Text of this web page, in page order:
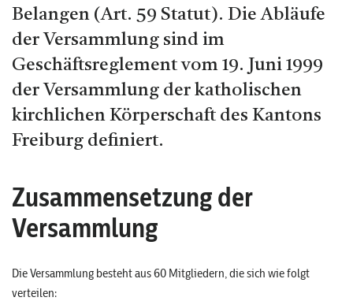
Belangen (Art. 59 Statut). Die Abläufe
der Versammlung sind im
Geschäftsreglement vom 19. Juni 1999
der Versammlung der katholischen
kirchlichen Körperschaft des Kantons
Freiburg definiert.
Zusammensetzung der
Versammlung
Die Versammlung besteht aus 60 Mitgliedern, die sich wie folgt
verteilen: